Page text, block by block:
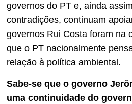
governos do PT e, ainda
contradições, continuam
governos Rui Costa foram na
que o PT nacionalmente
relação à política ambiental.
Sabe-se que o governo
uma continuidade do